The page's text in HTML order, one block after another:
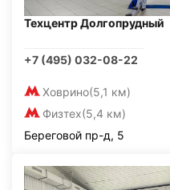
Техцентр Долгопрудный
+7 (495) 032-08-22
Ховрино(5,1 км)
Физтех(5,4 км)
Береговой пр-д, 5